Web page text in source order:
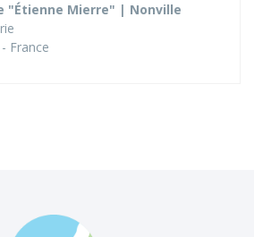
"Étienne Mierre" | Nonville
France